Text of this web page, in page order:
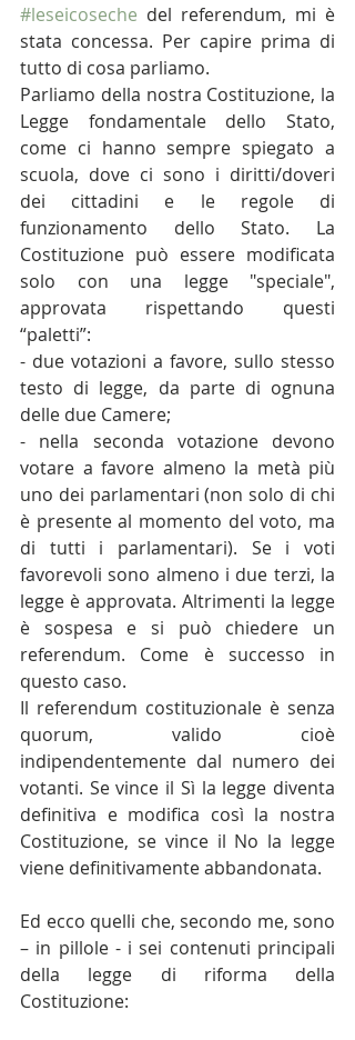
#leseicoseche del referendum, mi è
stata concessa. Per capire prima di
tutto di cosa parliamo.
Parliamo della nostra Costituzione, la
Legge fondamentale dello Stato,
come ci hanno sempre spiegato a
scuola, dove ci sono i diritti/doveri
dei cittadini e le regole di
funzionamento dello Stato. La
Costituzione può essere modificata
solo con una legge "speciale",
approvata rispettando questi
“paletti”:
- due votazioni a favore, sullo stesso
testo di legge, da parte di ognuna
delle due Camere;
- nella seconda votazione devono
votare a favore almeno la metà più
uno dei parlamentari (non solo di chi
è presente al momento del voto, ma
di tutti i parlamentari). Se i voti
favorevoli sono almeno i due terzi, la
legge è approvata. Altrimenti la legge
è sospesa e si può chiedere un
referendum. Come è successo in
questo caso.
Il referendum costituzionale è senza
quorum, valido cioè
indipendentemente dal numero dei
votanti. Se vince il Sì la legge diventa
definitiva e modifica così la nostra
Costituzione, se vince il No la legge
viene definitivamente abbandonata.
Ed ecco quelli che, secondo me, sono
– in pillole - i sei contenuti principali
della legge di riforma della
Costituzione: